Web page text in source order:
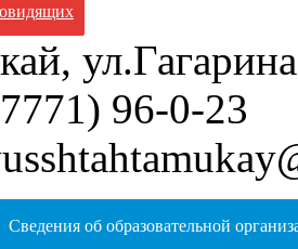
96-0-23
Сведения об образовательной